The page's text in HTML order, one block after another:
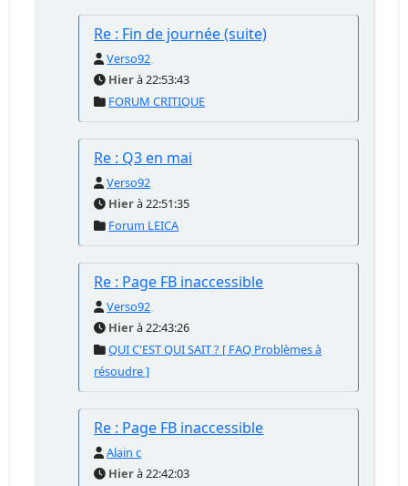
Re : Fin de journée (suite)
Verso92
Hierà 22:53:43
FORUM CRITIQUE
Re : Q3 en mai
Verso92
Hierà 22:51:35
Forum LEICA
Re : Page FB inaccessible
Verso92
Hierà 22:43:26
QUI C'EST QUI SAIT ? [ FAQ Problèmes à
résoudre ]
Re : Page FB inaccessible
Alain c
Hierà 22:42:03